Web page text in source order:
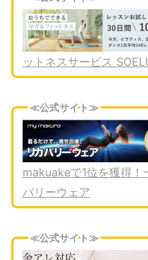
ットネスサービス
≪公式サイト≫
makuakeで1位を獲得！
バリーウェア
≪公式サイト≫